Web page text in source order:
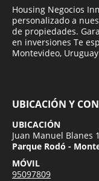
Housing Negocios
personalizado a
de propiedades.
en inversiones Te
Montevideo, Uruguay
UBICACIÓN Y
UBICACIÓN
Juan Manuel Blanes
Parque Rodó -
MÓVIL
95097809